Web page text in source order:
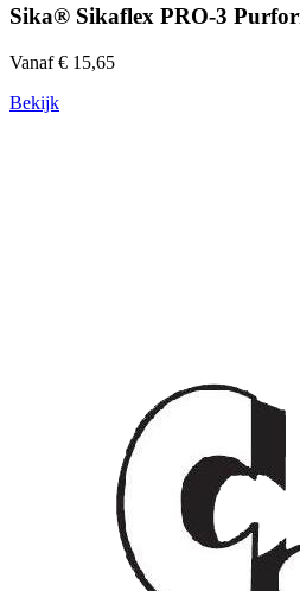
Sika® Sikaflex PRO-3
Vanaf € 15,65
Bekijk